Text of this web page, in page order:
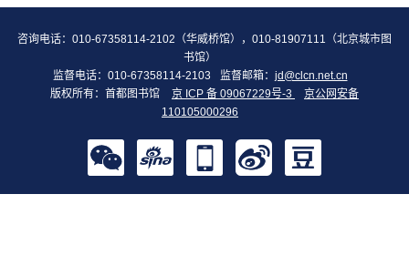
咨询电话：010-67358114-2102（华威桥馆），010-81907111（北京城市图
书馆）
监督电话：010-67358114-2103
监督邮箱： jd@clcn.net.cn
版权所有：首都图书馆
京 ICP 备 09067229号-3
京公网安备
110105000296